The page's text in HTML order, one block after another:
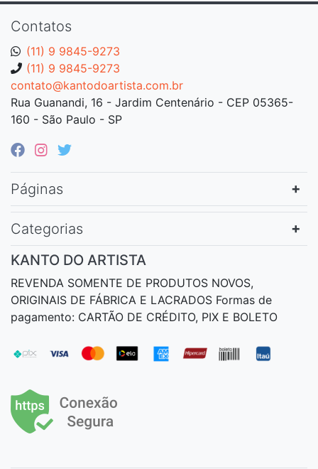
Contatos
(11) 9 9845-9273
(11) 9 9845-9273
contato@kantodoartista.com.br
Rua Guanandi, 16 - Jardim Centenário - CEP 05365-
160 - São Paulo - SP
Páginas
Categorias
KANTO DO ARTISTA
REVENDA SOMENTE DE PRODUTOS NOVOS,
ORIGINAIS DE FÁBRICA E LACRADOS Formas de
pagamento: CARTÃO DE CRÉDITO, PIX E BOLETO